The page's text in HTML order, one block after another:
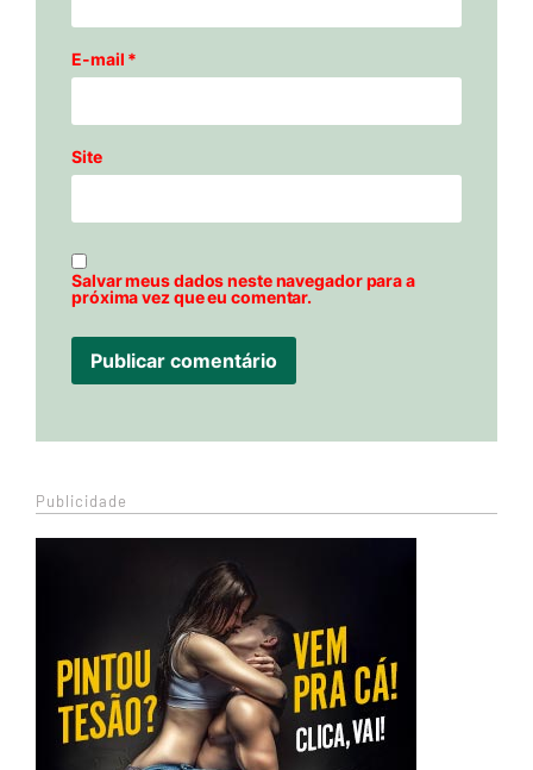
E-mail *
Site
Salvar meus dados neste navegador para a
próxima vez que eu comentar.
Publicidade